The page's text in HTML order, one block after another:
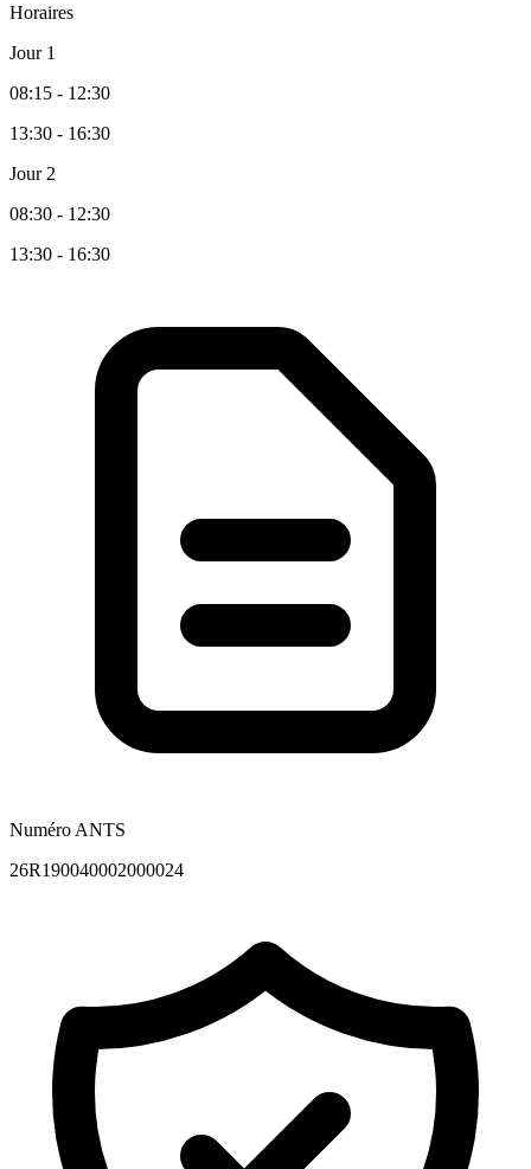
Horaires
Jour 1
08:15 - 12:30
13:30 - 16:30
Jour 2
08:30 - 12:30
13:30 - 16:30
Numéro ANTS
26R190040002000024